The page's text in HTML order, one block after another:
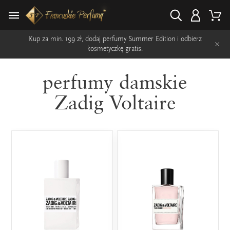
Kup za min. 199 zł, dodaj perfumy Summer Edition i odbierz
kosmetyczkę gratis.
×
perfumy damskie
Zadig Voltaire